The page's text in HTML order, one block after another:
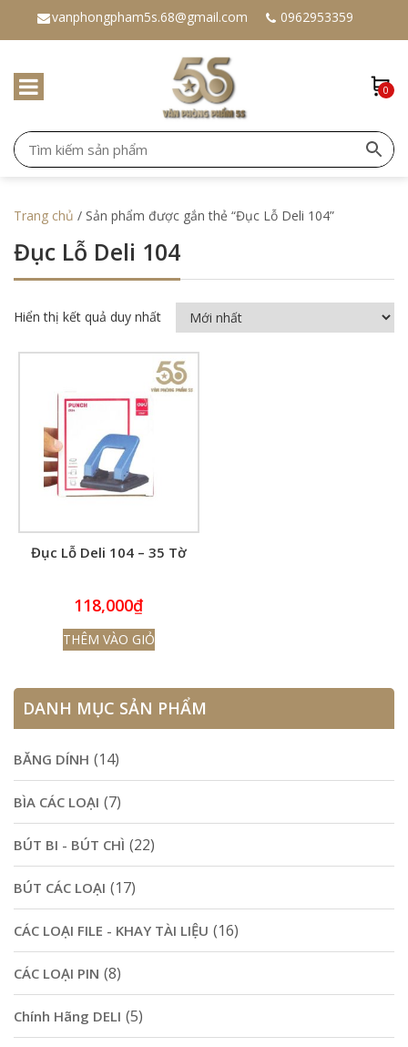
vanphongpham5s.68@gmail.com 0962953359
0
Trang chủ / Sản phẩm được gắn thẻ “Đục Lỗ Deli 104”
Đục Lỗ Deli 104
Hiển thị kết quả duy nhất
Đục Lỗ Deli 104 – 35 Tờ
118,000₫
THÊM VÀO GIỎ
DANH MỤC SẢN PHẨM
BĂNG DÍNH (14)
BÌA CÁC LOẠI (7)
BÚT BI - BÚT CHÌ (22)
BÚT CÁC LOẠI (17)
CÁC LOẠI FILE - KHAY TÀI LIỆU (16)
CÁC LOẠI PIN (8)
Chính Hãng DELI (5)